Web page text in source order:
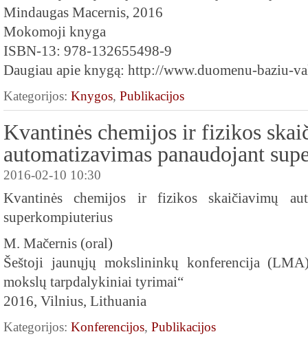
Mindaugas Macernis, 2016
Mokomoji knyga
ISBN-13: 978-132655498-9
Daugiau apie knygą: http://www.duomenu-baziu-
Kategorijos: Knygos, Publikacijos
Kvantinės chemijos ir fizikos
automatizavimas panaudojant
2016-02-10 10:30
Kvantinės chemijos ir fizikos skaičiavimų
superkompiuterius
M. Mačernis (oral)
Šeštoji jaunųjų mokslininkų konferencija
mokslų tarpdalykiniai tyrimai“
2016, Vilnius, Lithuania
Kategorijos: Konferencijos, Publikacijos